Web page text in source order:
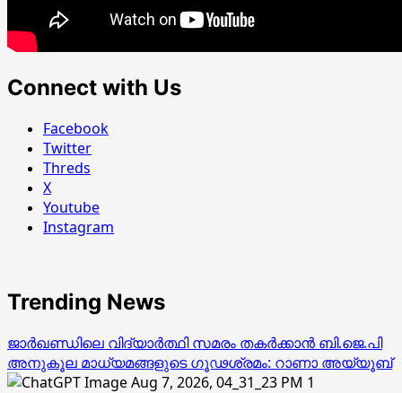
Connect with Us
Facebook
Twitter
Threds
X
Youtube
Instagram
Trending News
ജാര്‍ഖണ്ഡിലെ വിദ്യാര്‍ത്ഥി സമരം തകര്‍ക്കാന്‍ ബി.ജെ.പി
അനുകൂല മാധ്യമങ്ങളുടെ ഗൂഢശ്രമം: റാണാ അയ്യൂബ്
1